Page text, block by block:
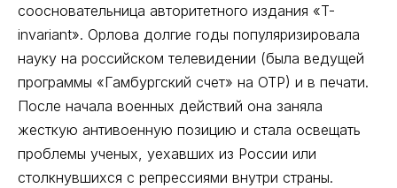
соосновательница авторитетного издания «T-
invariant». Орлова долгие годы популяризировала
науку на российском телевидении (была ведущей
программы «Гамбургский счет» на ОТР) и в печати.
После начала военных действий она заняла
жесткую антивоенную позицию и стала освещать
проблемы ученых, уехавших из России или
столкнувшихся с репрессиями внутри страны.